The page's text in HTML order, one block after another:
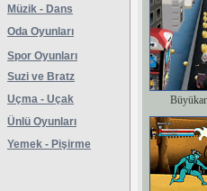
Müzik - Dans
Oda Oyunları
Spor Oyunları
Suzi ve Bratz
Uçma - Uçak
Ünlü Oyunları
Yemek - Pişirme